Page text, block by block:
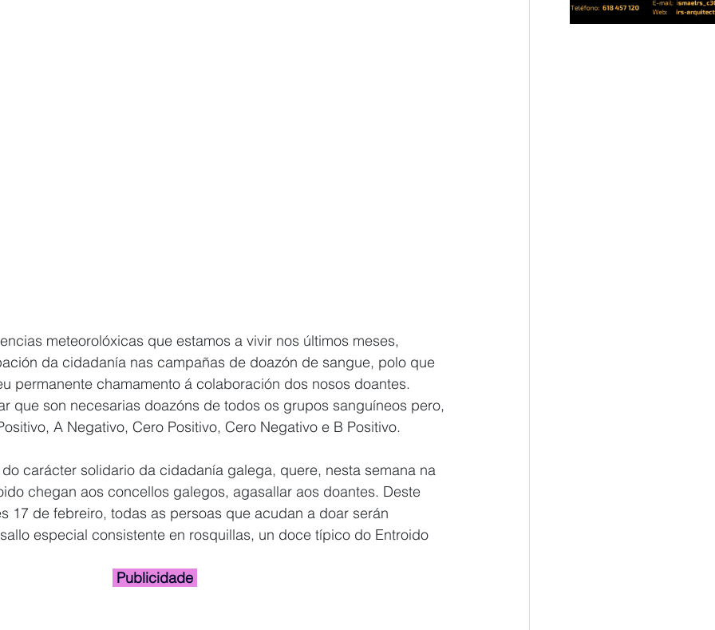
meteorolóxicas que estamos a vivir nos últimos meses,
da cidadanía nas campañas de doazón de sangue, polo que
permanente chamamento á colaboración dos nosos doantes.
que son necesarias doazóns de todos os grupos sanguíneos pero,
A Negativo, Cero Positivo, Cero Negativo e B Positivo.
carácter solidario da cidadanía galega, quere, nesta semana na
chegan aos concellos galegos, agasallar aos doantes. Deste
17 de febreiro, todas as persoas que acudan a doar serán
especial consistente en rosquillas, un doce típico do Entroido
Publicidade